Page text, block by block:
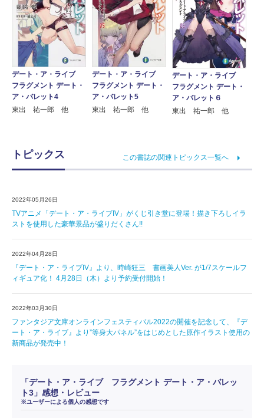
デート・ア・ライブ
フラグメント デート・
ア・バレット4
東出 祐一郎 他
デート・ア・ライブ
フラグメント デート・
ア・バレット5
東出 祐一郎 他
デート・ア・ライブ
フラグメント デート・
ア・バレット６
東出 祐一郎 他
トピックス この書誌の関連トピックス一覧へ
2022年05月26日
TVアニメ「デート・ア・ライブIV」がくじ引き堂に登場！描き下ろしイラ
ストを使用した豪華景品が盛りだくさん!!
2022年04月28日
『デート・ア・ライブIV』より、時崎狂三 書画美人Ver. が1/7スケールフ
ィギュア化！ 4月28日（木）より予約受付開始！
2022年03月30日
ファンタジア文庫オンラインフェスティバル2022の開催を記念して、『デ
ート・ア・ライブ』より”等身大パネル”をはじめとした原作イラスト使用の
新商品が発売中！
「デート・ア・ライブ フラグメント デート・ア・バレッ
ト3」感想・レビュー
※ユーザーによる個人の感想です